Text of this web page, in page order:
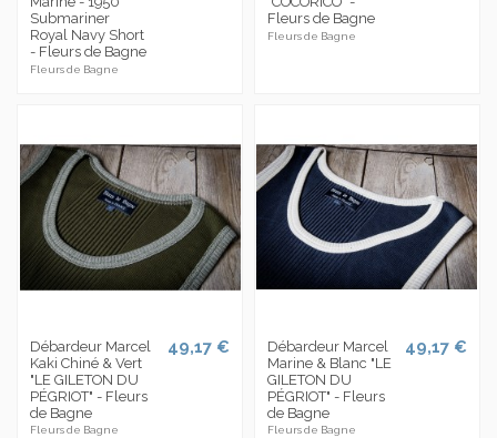
Submariner
Royal Navy Short
- Fleurs de Bagne
Fleurs de Bagne
Fleurs de Bagne
Fleurs de Bagne
Débardeur Marcel
Kaki Chiné & Vert
"LE GILETON DU
PÉGRIOT" - Fleurs
de Bagne
Fleurs de Bagne
49,17 €
Débardeur Marcel
Marine & Blanc "LE
GILETON DU
PÉGRIOT" - Fleurs
de Bagne
Fleurs de Bagne
49,17 €